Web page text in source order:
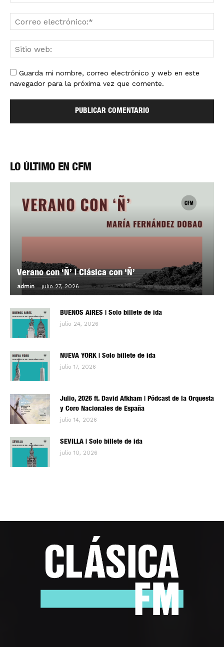
Guarda mi nombre, correo electrónico y web en este
navegador para la próxima vez que comente.
LO ÚLTIMO EN CFM
Verano con ‘Ñ’ | Clásica con ‘Ñ’
admin - julio 27, 2026 0
BUENOS AIRES | Solo billete de ida
julio 24, 2026
NUEVA YORK | Solo billete de ida
julio 17, 2026
Julio, 2026 ft. David Afkham | Pódcast de la Orquesta
y Coro Nacionales de España
julio 14, 2026
SEVILLA | Solo billete de ida
julio 10, 2026